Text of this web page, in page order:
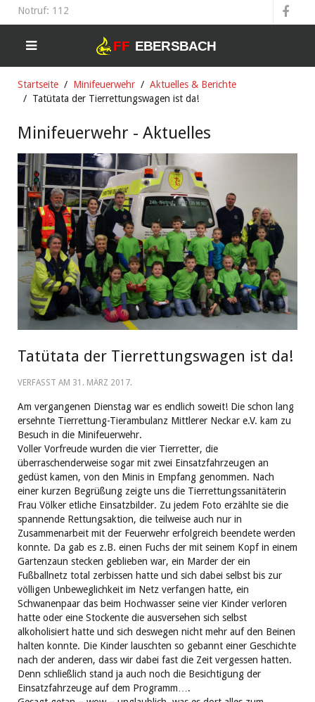
Notruf: 112
Startseite Minifeuerwehr
Aktuelles & Berichte
Tatütata der Tierrettungswagen ist da!
Minifeuerwehr - Aktuelles
Tatütata der Tierrettungswagen ist da!
VERFASST AM 31. MÄRZ 2017.
Am vergangenen Dienstag war es endlich soweit! Die schon lang
ersehnte Tierrettung-Tierambulanz Mittlerer Neckar e.V. kam zu
Besuch in die Minifeuerwehr.
Voller Vorfreude wurden die vier Tierretter, die
überraschenderweise sogar mit zwei Einsatzfahrzeugen an
gedüst kamen, von den Minis in Empfang genommen. Nach
einer kurzen Begrüßung zeigte uns die Tierrettungssanitäterin
Frau Völker etliche Einsatzbilder. Zu jedem Foto erzählte sie die
spannende Rettungsaktion, die teilweise auch nur in
Zusammenarbeit mit der Feuerwehr erfolgreich beendete werden
konnte. Da gab es z.B. einen Fuchs der mit seinem Kopf in einem
Gartenzaun stecken geblieben war, ein Marder der ein
Fußballnetz total zerbissen hatte und sich dabei selbst bis zur
völligen Unbeweglichkeit im Netz verfangen hatte, ein
Schwanenpaar das beim Hochwasser seine vier Kinder verloren
hatte oder eine Stockente die ausversehen sich selbst
alkoholisiert hatte und sich deswegen nicht mehr auf den Beinen
halten konnte. Die Kinder lauschten so gebannt einer Geschichte
nach der anderen, dass wir dabei fast die Zeit vergessen hatten.
Denn schließlich stand ja auch noch die Besichtigung der
Einsatzfahrzeuge auf dem Programm….